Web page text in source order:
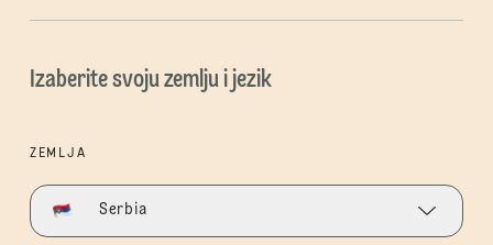
Izaberite svoju zemlju i jezik
ZEMLJA
Serbia